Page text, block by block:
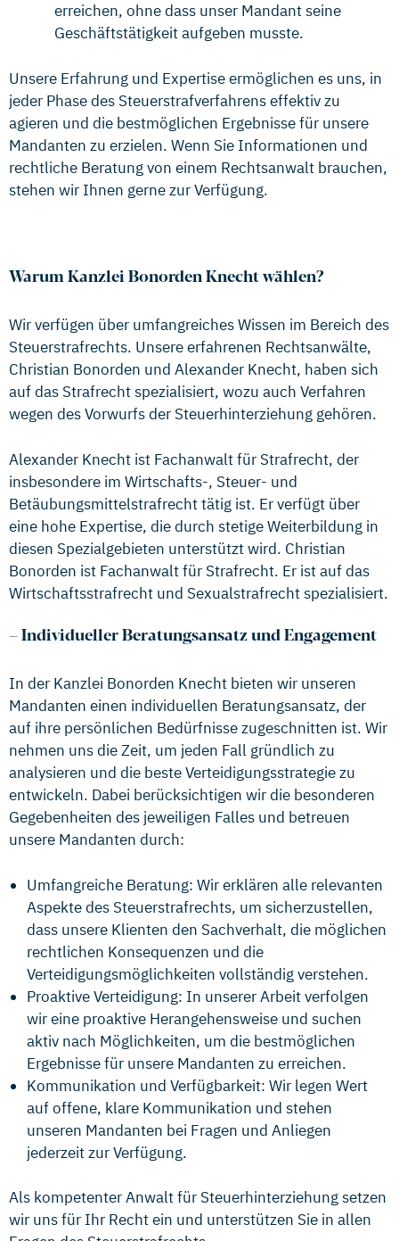
erreichen, ohne dass unser Mandant seine
Geschäftstätigkeit aufgeben musste.
Unsere Erfahrung und Expertise ermöglichen es uns, in
jeder Phase des Steuerstrafverfahrens effektiv zu
agieren und die bestmöglichen Ergebnisse für unsere
Mandanten zu erzielen. Wenn Sie Informationen und
rechtliche Beratung von einem Rechtsanwalt brauchen,
stehen wir Ihnen gerne zur Verfügung.
Warum Kanzlei Bonorden Knecht wählen?
Wir verfügen über umfangreiches Wissen im Bereich des
Steuerstrafrechts. Unsere erfahrenen Rechtsanwälte,
Christian Bonorden und Alexander Knecht, haben sich
auf das Strafrecht spezialisiert, wozu auch Verfahren
wegen des Vorwurfs der Steuerhinterziehung gehören.
Alexander Knecht ist Fachanwalt für Strafrecht, der
insbesondere im Wirtschafts-, Steuer- und
Betäubungsmittelstrafrecht tätig ist. Er verfügt über
eine hohe Expertise, die durch stetige Weiterbildung in
diesen Spezialgebieten unterstützt wird. Christian
Bonorden ist Fachanwalt für Strafrecht. Er ist auf das
Wirtschaftsstrafrecht und Sexualstrafrecht spezialisiert.
– Individueller Beratungsansatz und Engagement
In der Kanzlei Bonorden Knecht bieten wir unseren
Mandanten einen individuellen Beratungsansatz, der
auf ihre persönlichen Bedürfnisse zugeschnitten ist. Wir
nehmen uns die Zeit, um jeden Fall gründlich zu
analysieren und die beste Verteidigungsstrategie zu
entwickeln. Dabei berücksichtigen wir die besonderen
Gegebenheiten des jeweiligen Falles und betreuen
unsere Mandanten durch:
Umfangreiche Beratung: Wir erklären alle relevanten
Aspekte des Steuerstrafrechts, um sicherzustellen,
dass unsere Klienten den Sachverhalt, die möglichen
rechtlichen Konsequenzen und die
Verteidigungsmöglichkeiten vollständig verstehen.
Proaktive Verteidigung: In unserer Arbeit verfolgen
wir eine proaktive Herangehensweise und suchen
aktiv nach Möglichkeiten, um die bestmöglichen
Ergebnisse für unsere Mandanten zu erreichen.
Kommunikation und Verfügbarkeit: Wir legen Wert
auf offene, klare Kommunikation und stehen
unseren Mandanten bei Fragen und Anliegen
jederzeit zur Verfügung.
Als kompetenter Anwalt für Steuerhinterziehung setzen
wir uns für Ihr Recht ein und unterstützen Sie in allen